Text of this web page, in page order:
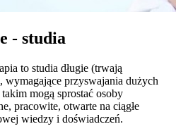
- studia
to studia długie (trwają
przyswajania dużych
mogą sprostać osoby
pracowite, otwarte na ciągłe
wiedzy i doświadczeń.